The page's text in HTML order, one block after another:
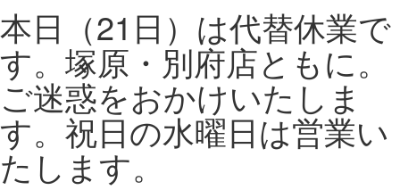
本日（21日）は代替休業で
す。塚原・別府店ともに。
ご迷惑をおかけいたしま
す。祝日の水曜日は営業い
たします。